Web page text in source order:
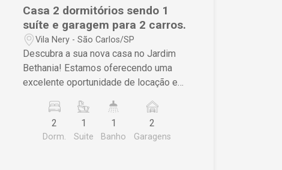
Casa 2 dormitórios sendo 1
suíte e garagem para 2 carros.
Vila Nery - São Carlos/SP
Descubra a sua nova casa no Jardim
Bethania! Estamos oferecendo uma
excelente oportunidade de locação e
ideal para você e sua família.
Localizada em um dos bairros mais
tranquilos e valorizados de São Carlos,
2
Dorm.
1
Suite
1
Banho
2
Garagens